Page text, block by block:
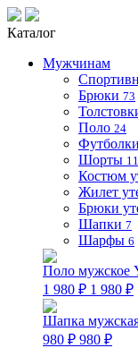
Каталог
Мужчинам
Брюки 73
Поло 24
Футболки
Шорты 11
Костюм
Жилет
Брюки
Шапки 7
Шарфы 6
Поло мужское
1 980 ₽ 1 980 ₽
Шапка
980 ₽ 980 ₽